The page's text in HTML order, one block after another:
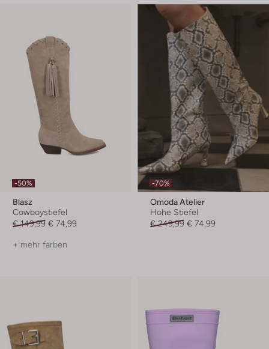
-50%
Blasz
Cowboystiefel
€ 149,99 € 74,99
+ mehr farben
-70%
Omoda Atelier
Hohe Stiefel
€ 249,99 € 74,99